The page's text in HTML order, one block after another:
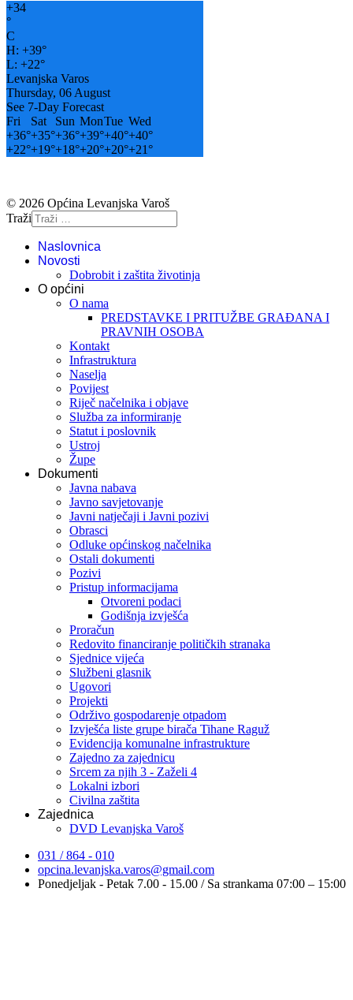
+34
°
C
H: +39°
L: +22°
Levanjska Varos
Thursday, 06 August
See 7-Day Forecast
Fri
Sat Sun MonTue Wed
+36°+35°+36°+39°+40°+40°
+22°+19°+18°+20°+20°+21°
© 2026 Općina Levanjska Varoš
Traži
Naslovnica
Novosti
Dobrobit i zaštita životinja
O općini
O nama
PREDSTAVKE I PRITUŽBE GRAĐANA I
PRAVNIH OSOBA
Kontakt
Infrastruktura
Naselja
Povijest
Riječ načelnika i objave
Služba za informiranje
Statut i poslovnik
Ustroj
Župe
Dokumenti
Javna nabava
Javno savjetovanje
Javni natječaji i Javni pozivi
Obrasci
Odluke općinskog načelnika
Ostali dokumenti
Pozivi
Pristup informacijama
Otvoreni podaci
Godišnja izvješća
Proračun
Redovito financiranje političkih stranaka
Sjednice vijeća
Službeni glasnik
Ugovori
Projekti
Održivo gospodarenje otpadom
Izvješća liste grupe birača Tihane Raguž
Evidencija komunalne infrastrukture
Zajedno za zajednicu
Srcem za njih 3 - Zaželi 4
Lokalni izbori
Civilna zaštita
Zajednica
DVD Levanjska Varoš
031 / 864 - 010
opcina.levanjska.varos@gmail.com
Ponedjeljak - Petak 7.00 - 15.00 / Sa strankama 07:00 – 15:00